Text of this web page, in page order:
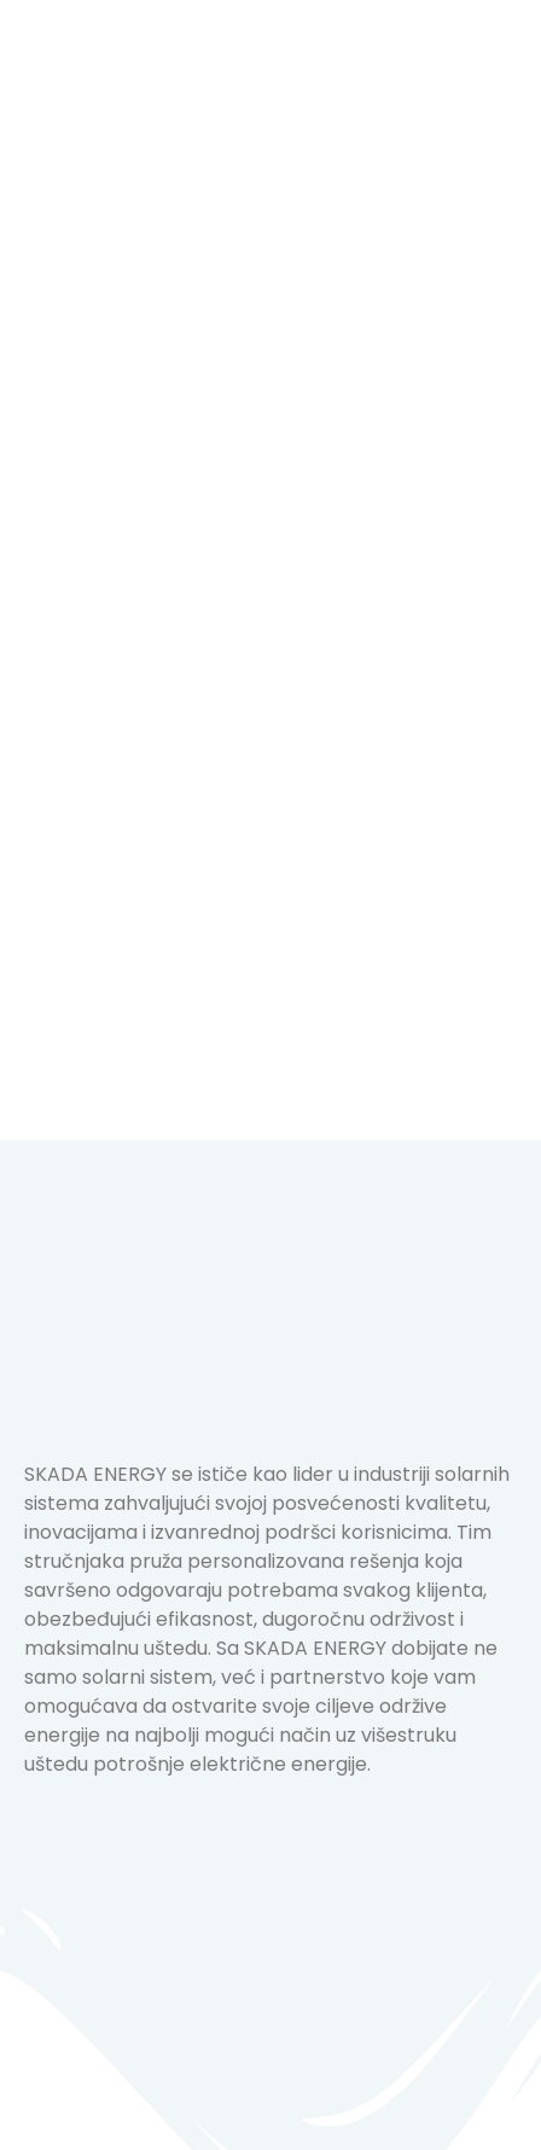
SKADA ENERGY se ističe kao lider u industriji solarnih
sistema zahvaljujući svojoj posvećenosti kvalitetu,
inovacijama i izvanrednoj podršci korisnicima. Tim
stručnjaka pruža personalizovana rešenja koja
savršeno odgovaraju potrebama svakog klijenta,
obezbeđujući efikasnost, dugoročnu održivost i
maksimalnu uštedu. Sa SKADA ENERGY dobijate ne
samo solarni sistem, već i partnerstvo koje vam
omogućava da ostvarite svoje ciljeve održive
energije na najbolji mogući način uz višestruku
uštedu potrošnje električne energije.